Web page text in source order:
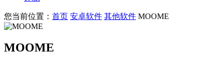
您当前位置： 首页 安卓软件 其他软件 MOOME
MOOME